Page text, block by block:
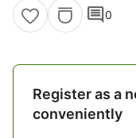
comment0
Register as a
conveniently